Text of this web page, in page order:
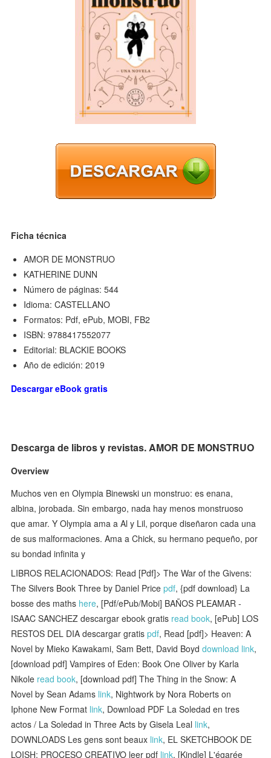
Ficha técnica
AMOR DE MONSTRUO
KATHERINE DUNN
Número de páginas: 544
Idioma: CASTELLANO
Formatos: Pdf, ePub, MOBI, FB2
ISBN: 9788417552077
Editorial: BLACKIE BOOKS
Año de edición: 2019
Descargar eBook gratis
Descarga de libros y revistas. AMOR DE MONSTRUO
Overview
Muchos ven en Olympia Binewski un monstruo: es enana,
albina, jorobada. Sin embargo, nada hay menos monstruoso
que amar. Y Olympia ama a Al y Lil, porque diseñaron cada una
de sus malformaciones. Ama a Chick, su hermano pequeño, por
su bondad infinita y
LIBROS RELACIONADOS: Read [Pdf]> The War of the Givens:
The Silvers Book Three by Daniel Pricepdf, {pdf download} La
bosse des maths here, [Pdf/ePub/Mobi] BAÑOS PLEAMAR -
ISAAC SANCHEZ descargar ebook gratis read book, [ePub] LOS
RESTOS DEL DIA descargar gratispdf, Read [pdf]> Heaven: A
Novel by Mieko Kawakami, Sam Bett, David Boyddownload link,
[download pdf] Vampires of Eden: Book One Oliver by Karla
Nikole read book, [download pdf] The Thing in the Snow: A
Novel by Sean Adams link, Nightwork by Nora Roberts on
Iphone New Format link, Download PDF La Soledad en tres
actos / La Soledad in Three Acts by Gisela Leal link,
DOWNLOADS Les gens sont beaux link, EL SKETCHBOOK DE
LOISH: PROCESO CREATIVO leer pdf link, [Kindle] L'égarée